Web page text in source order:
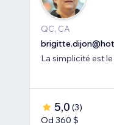
QC, CA
La simplicité est
5,0 (3)
Od 360 $